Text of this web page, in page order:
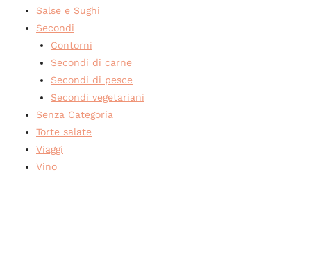
Salse e Sughi
Secondi
Contorni
Secondi di carne
Secondi di pesce
Secondi vegetariani
Senza Categoria
Torte salate
Viaggi
Vino